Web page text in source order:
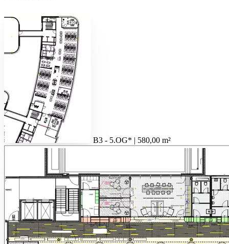
B3 - 5.OG* | 580,00 m²